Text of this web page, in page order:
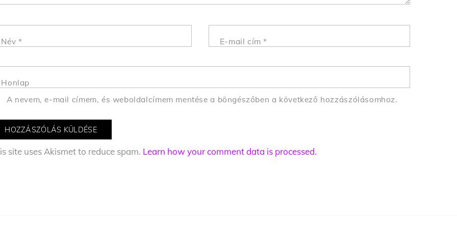
Név * E-mail cím*
Honlap
A nevem, e-mail címem, és weboldalcímem mentése a böngészőben a következő hozzászólásomhoz.
site uses Akismet to reduce spam. Learn how your comment data is processed.